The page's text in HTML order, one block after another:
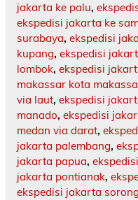
jakarta ke palu,
ekspedisi jakarta ke
surabaya, ekspedisi
kupang, ekspedisi
lombok, ekspedisi
makassar kota
via laut, ekspedisi
manado, ekspedisi
medan via darat,
jakarta palembang,
jakarta papua,
jakarta pontianak,
ekspedisi jakarta sorong